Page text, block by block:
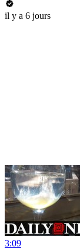
il y a 6 jours
3:09